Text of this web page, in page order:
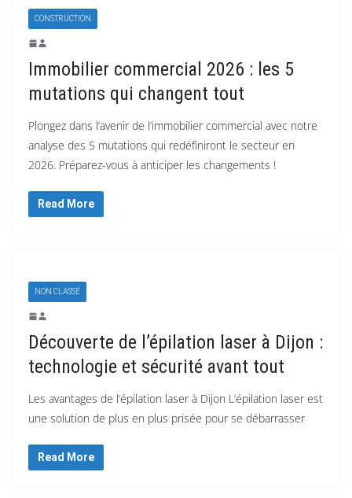
CONSTRUCTION
Immobilier commercial 2026 : les 5
mutations qui changent tout
Plongez dans l’avenir de l’immobilier commercial avec notre
analyse des 5 mutations qui redéfiniront le secteur en
2026. Préparez-vous à anticiper les changements !
Read More
NON CLASSÉ
Découverte de l’épilation laser à Dijon :
technologie et sécurité avant tout
Les avantages de l’épilation laser à Dijon L’épilation laser est
une solution de plus en plus prisée pour se débarrasser
Read More